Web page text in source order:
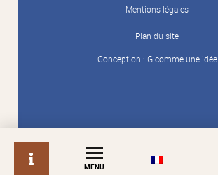
info
MENU
Mentions légales
Plan du site
Conception : G comme une idée